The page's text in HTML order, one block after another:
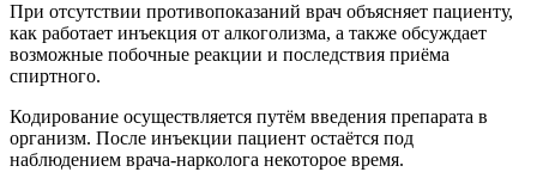
При отсутствии противопоказаний врач объясняет пациенту,
как работает инъекция от алкоголизма, а также обсуждает
возможные побочные реакции и последствия приёма
спиртного.
Кодирование осуществляется путём введения препарата в
организм. После инъекции пациент остаётся под
наблюдением врача-нарколога некоторое время.